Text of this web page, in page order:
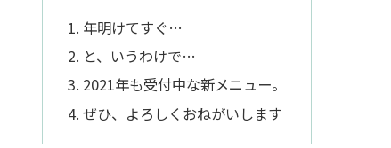
年明けてすぐ…
と、いうわけで…
2021年も受付中な新メニュー。
ぜひ、よろしくおねがいします